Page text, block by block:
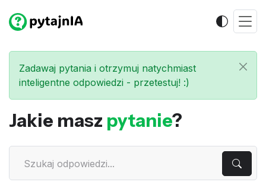
Zadawaj pytania i otrzymuj natychmiast
inteligentne odpowiedzi - przetestuj! :)
Jakie masz pytanie?